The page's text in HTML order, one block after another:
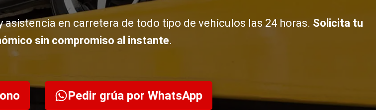
en carretera de todo tipo de vehículos las 24 horas. Solicita tu
sin compromiso al instante.
Pedir grúa por WhatsApp